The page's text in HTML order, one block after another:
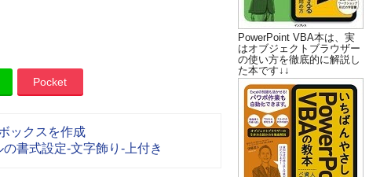
Pocket
ックスを作成
書式設定-文字飾り-上付き
PowerPoint VBA本は、実
はオブジェクトブラウザー
の使い方を徹底的に解説し
た本です↓↓